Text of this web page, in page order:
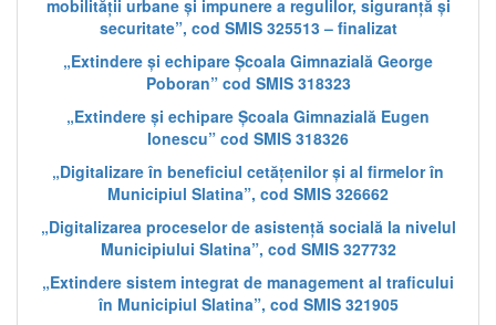
mobilității urbane și impunere a regulilor, siguranță și
securitate”, cod SMIS 325513 – finalizat
„Extindere și echipare Școala Gimnazială George
Poboran” cod SMIS 318323
„Extindere și echipare Școala Gimnazială Eugen
Ionescu” cod SMIS 318326
„Digitalizare în beneficiul cetățenilor și al firmelor în
Municipiul Slatina”, cod SMIS 326662
„Digitalizarea proceselor de asistență socială la nivelul
Municipiului Slatina”, cod SMIS 327732
„Extindere sistem integrat de management al traficului
în Municipiul Slatina”, cod SMIS 321905